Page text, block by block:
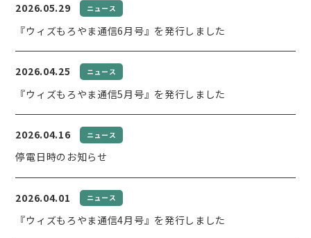
2026.05.29 ニュース
『ウィズもろやま通信6月号』を発行しました
2026.04.25 ニュース
『ウィズもろやま通信5月号』を発行しました
2026.04.16 ニュース
停電日時のお知らせ
2026.04.01 ニュース
『ウィズもろやま通信4月号』を発行しました